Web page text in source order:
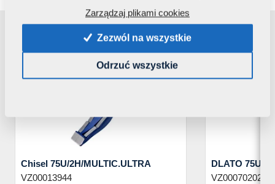
Wiadomości
Chisel 75U/2H/MULTIC.ULTRA
VZ00013944
DLATO 75U/
VZ00070202
Zarządzaj plikami cookies
Zezwól na wszystkie
Odrzuć wszystkie